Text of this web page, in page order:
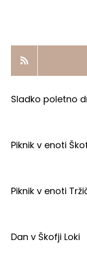
PRODAJNI IZDELKI
AKTUALNO
Sladko poletno
Piknik v enoti
Piknik v enoti
Dan v Škofji Loki